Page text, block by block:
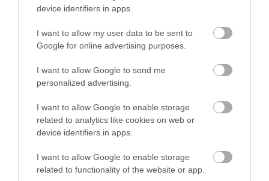
device identifiers in apps.
I want to allow my user data to be sent to
Google for online advertising purposes.
I want to allow Google to send me
personalized advertising.
I want to allow Google to enable storage
related to analytics like cookies on web or
device identifiers in apps.
I want to allow Google to enable storage
related to functionality of the website or app.
Lengyel Ármin
Nagyon gyors kiszolgálás.
Finom volt. Ajánlom a négy
Gyertek bátran!
és nagyon kellemesen
csalódtunk. A kiszolgálás